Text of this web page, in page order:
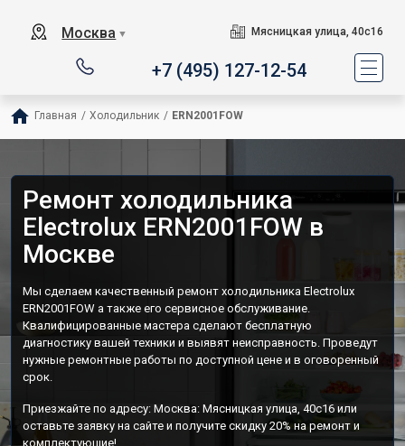
Москва ▼ Мясницкая улица, 40с16
+7 (495) 127-12-54
Главная / Холодильник / ERN2001FOW
Ремонт холодильника
Electrolux ERN2001FOW в
Москве
Мы сделаем качественный ремонт холодильника Electrolux
ERN2001FOW а также его сервисное обслуживание.
Квалифицированные мастера сделают бесплатную
диагностику вашей техники и выявят неисправность. Проведут
нужные ремонтные работы по доступной цене и в оговоренный
срок.
Приезжайте по адресу: Москва: Мясницкая улица, 40с16 или
оставьте заявку на сайте и получите скидку 20% на ремонт и
комплектующие!